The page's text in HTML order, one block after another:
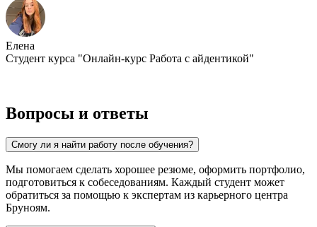
Елена
Студент курса "Онлайн-курс Работа с айдентикой"
Вопросы и ответы
Смогу ли я найти работу после обучения?
Мы помогаем сделать хорошее резюме, оформить портфолио,
подготовиться к собеседованиям. Каждый студент может
обратиться за помощью к экспертам из карьерного центра
Бруноям.